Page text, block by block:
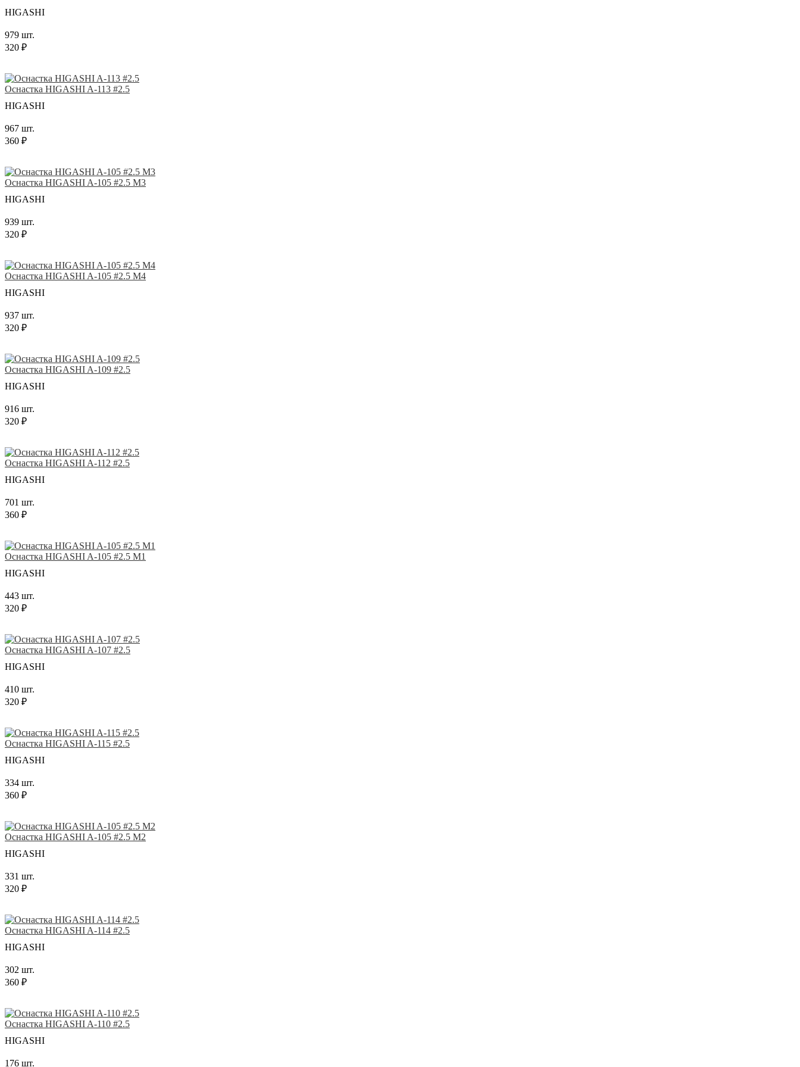
HIGASHI
979 шт.
320 ₽
Оснастка HIGASHI A-113 #2.5
HIGASHI
967 шт.
360 ₽
Оснастка HIGASHI A-105 #2.5 M3
HIGASHI
939 шт.
320 ₽
Оснастка HIGASHI A-105 #2.5 M4
HIGASHI
937 шт.
320 ₽
Оснастка HIGASHI A-109 #2.5
HIGASHI
916 шт.
320 ₽
Оснастка HIGASHI A-112 #2.5
HIGASHI
701 шт.
360 ₽
Оснастка HIGASHI A-105 #2.5 M1
HIGASHI
443 шт.
320 ₽
Оснастка HIGASHI A-107 #2.5
HIGASHI
410 шт.
320 ₽
Оснастка HIGASHI A-115 #2.5
HIGASHI
334 шт.
360 ₽
Оснастка HIGASHI A-105 #2.5 M2
HIGASHI
331 шт.
320 ₽
Оснастка HIGASHI A-114 #2.5
HIGASHI
302 шт.
360 ₽
Оснастка HIGASHI A-110 #2.5
HIGASHI
176 шт.